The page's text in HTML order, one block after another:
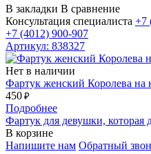
В закладки В сравнение
Консультация специалиста +7
+7 (4012) 900-907
Артикул: 838327
Нет в наличии
Фартук женский Королева на
450 ₽
Подробнее
Фартук для девушки, которая
В корзине
Напишите нам Обратный